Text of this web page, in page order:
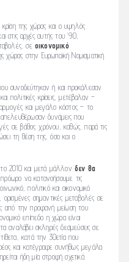
της χώρας και ο υψηλός
στις αρχές αυτής του ’90,
σε οικονομικό
χώρας στην Ευρωπαϊκή Νομισματική
που συνοδεύτηκαν ή και προκάλεσαν
πολιτικές κρίσεις, μετέβαλαν –
και μεγάλο κόστος – το
δυνάμεις που
σε βάθος χρόνου, καθώς, παρά τις
τη θέση της, όσο και ο
2010 και μετά μάλλον δεν θα
πρόωρο να κατανοήσουμε τις
πολιτικό και οικονομικό
σημαντικές μεταβολές σε
από την προφανή μείωση του
επίπεδο η χώρα είναι
αναλάβει σκληρές δεσμεύσεις σε
κατά την 30ετία που
και κατέγραφε συνήθως μεγάλα
ήδη μία στροφή σχετικά